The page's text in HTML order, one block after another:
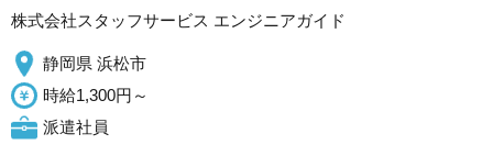
株式会社スタッフサービス エンジニアガイド
静岡県 浜松市
時給1,300円～
派遣社員